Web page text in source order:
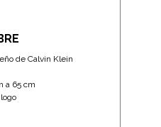
de Calvin Klein
a 65 cm